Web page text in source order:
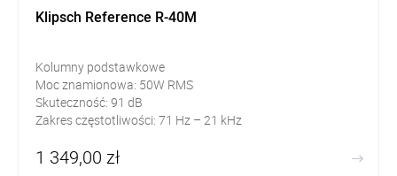
Klipsch Reference R-40M
Kolumny podstawkowe
Moc znamionowa: 50W RMS
Skuteczność: 91 dB
Zakres częstotliwości: 71 Hz – 21 kHz
1 349,00 zł